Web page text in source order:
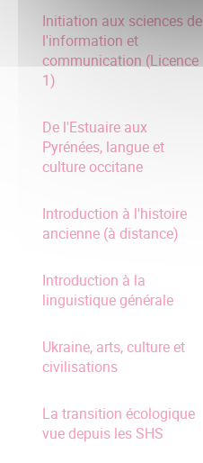
Initiation aux sciences de
l'information et
communication (Licence
1)
De l'Estuaire aux
Pyrénées, langue et
culture occitane
Introduction à l'histoire
ancienne (à distance)
Introduction à la
linguistique générale
Ukraine, arts, culture et
civilisations
La transition écologique
vue depuis les SHS